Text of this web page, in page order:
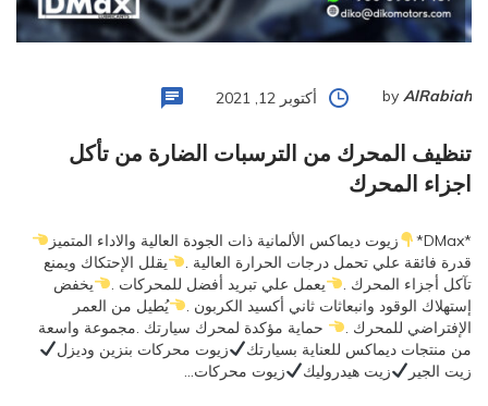
by AlRabiah أكتوبر 12, 2021
تنظيف المحرك من الترسبات الضارة من تأكل
اجزاء المحرك
*DMax*
زيوت ديماكس الألمانية ذات الجودة العالية والاداء المتميز
قدرة فائقة علي تحمل درجات الحرارة العالية .
يقلل الإحتكاك ويمنع
تآكل أجزاء المحرك .
يعمل علي تبريد أفضل للمحركات .
يخفض
إستهلاك الوقود وانبعاثات ثاني أكسيد الكربون .
يُطيل من العمر
الإفتراضي للمحرك .
حماية مؤكدة لمحرك سيارتك .مجموعة واسعة
من منتجات ديماكس للعناية بسيارتك
زيوت محركات بنزين وديزل
زيت الجير
زيت هيدروليك زيوت محركات…